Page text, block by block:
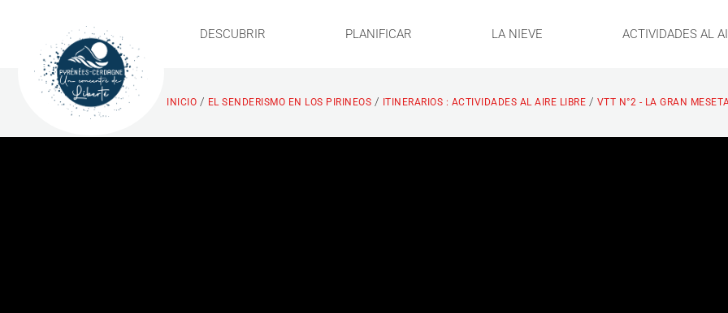
DESCUBRIR PLANIFICAR LA NIEVE ACTIVIDADES AL
INICIO / EL SENDERISMO EN LOS PIRINEOS / ITINERARIOS : ACTIVIDADES AL AIRE LIBRE / VTT N°2 - LA GRAN